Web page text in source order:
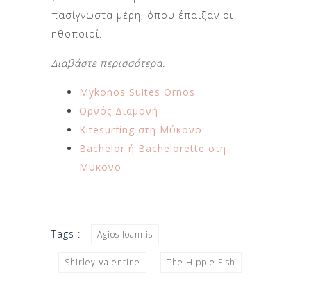
πασίγνωστα μέρη, όπου έπαιξαν οι
ηθοποιοί.
Διαβάστε περισσότερα:
Mykonos Suites Ornos
Ορνός Διαμονή
Kitesurfing στη Μύκονο
Bachelor ή Bachelorette στη
Μύκονο
Tags : Agios Ioannis
Shirley Valentine The Hippie Fish